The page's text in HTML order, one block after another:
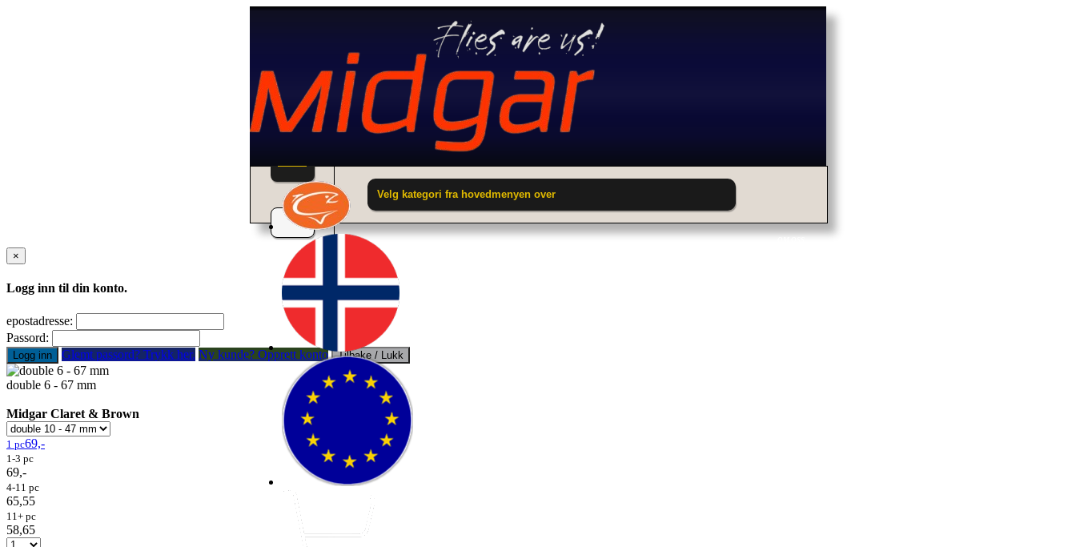
Velg kategori fra hovedmenyen over
×
Logg inn til din konto.
epostadresse:
Passord:
Logg inn Glemt passord? Trykk her. Ny kunde? Opprett konto Tilbake / Lukk
double 6 - 67 mm
Midgar Claret & Brown
1 pc69,-
1-3 pc
69,-
4-11 pc
65,55
11+ pc
58,65